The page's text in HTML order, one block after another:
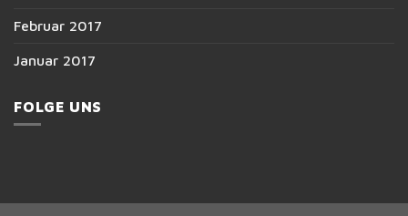
Februar 2017
Januar 2017
FOLGE UNS